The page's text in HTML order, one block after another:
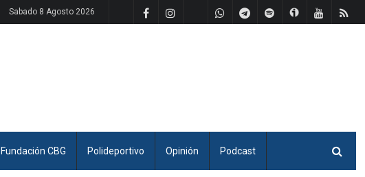
Sabado 8 Agosto 2026
Fundación CBG Polideportivo Opinión Podcast